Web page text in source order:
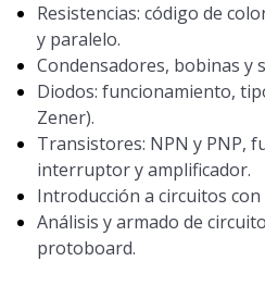
Resistencias: código de
y paralelo.
Condensadores, bobinas y
Diodos: funcionamiento,
Zener).
Transistores: NPN y PNP,
interruptor y amplificador.
Introducción a circuitos con
Análisis y armado de
protoboard.